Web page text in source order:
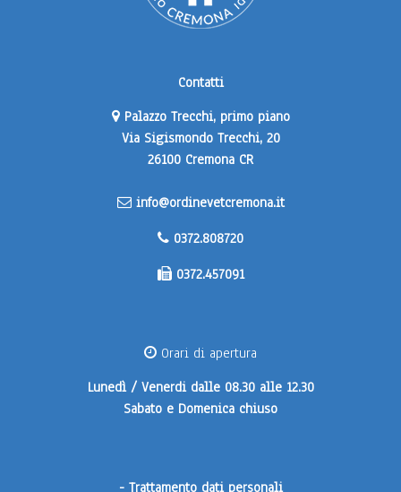
Contatti
Palazzo Trecchi, primo piano
Via Sigismondo Trecchi, 20
26100 Cremona CR
info@ordinevetcremona.it
0372.808720
0372.457091
Orari di apertura
Lunedì / Venerdidalle 08.30 alle 12.30
Sabato e Domenica chiuso
- Trattamento dati personali